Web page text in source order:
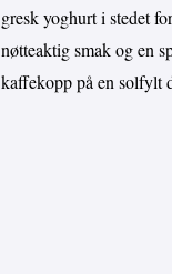
gresk yoghurt i stedet
nøtteaktig smak og en
kaffekopp på en solfylt